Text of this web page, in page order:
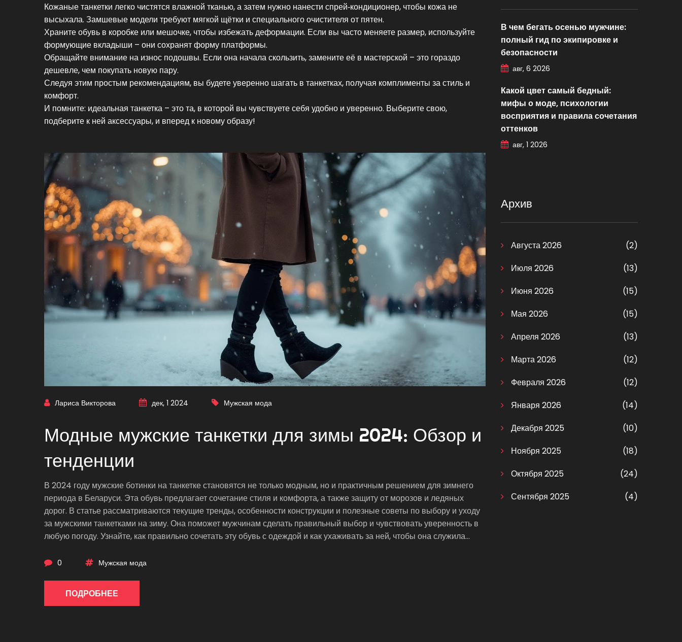
Кожаные танкетки легко чистятся влажной тканью, а затем нужно нанести спрей‑кондиционер, чтобы кожа не
высыхала. Замшевые модели требуют мягкой щётки и специального очистителя от пятен.
Храните обувь в коробке или мешочке, чтобы избежать деформации. Если вы часто меняете размер, используйте
формующие вкладыши – они сохранят форму платформы.
Обращайте внимание на износ подошвы. Если она начала скользить, замените её в мастерской – это гораздо
дешевле, чем покупать новую пару.
Следуя этим простым рекомендациям, вы будете уверенно шагать в танкетках, получая комплименты за стиль и
комфорт.
И помните: идеальная танкетка – это та, в которой вы чувствуете себя удобно и уверенно. Выберите свою,
подберите к ней аксессуары, и вперед к новому образу!
Лариса Викторова дек, 1 2024 Мужская мода
Модные мужские танкетки для зимы 2024: Обзор и
тенденции
В 2024 году мужские ботинки на танкетке становятся не только модным, но и практичным решением для зимнего
периода в Беларуси. Эта обувь предлагает сочетание стиля и комфорта, а также защиту от морозов и ледяных
дорог. В статье рассматриваются текущие тренды, особенности конструкции и полезные советы по выбору и уходу
за мужскими танкетками на зиму. Она поможет мужчинам сделать правильный выбор и чувствовать уверенность в
любую погоду. Узнайте, как правильно сочетать эту обувь с одеждой и как ухаживать за ней, чтобы она служила
0 Мужская мода
ПОДРОБНЕЕ
В чем бегать осенью мужчине:
полный гид по экипировке и
безопасности
авг, 6 2026
Какой цвет самый бедный:
мифы о моде, психологии
восприятия и правила сочетания
оттенков
авг, 1 2026
Архив
Августа 2026
(2)
Июля 2026
(13)
Июня 2026
(15)
Мая 2026
(15)
Апреля 2026
(13)
Марта 2026
(12)
Февраля 2026
(12)
Января 2026
(14)
Декабря 2025
(10)
Ноября 2025
(18)
Октября 2025
(24)
Сентября 2025
(4)